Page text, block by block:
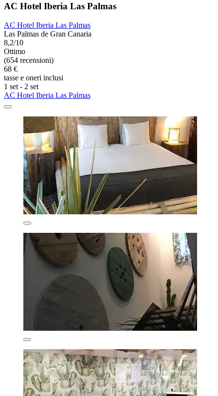
AC Hotel Iberia Las Palmas
AC Hotel Iberia Las Palmas
Las Palmas de Gran Canaria
8,2/10
Ottimo
(654 recensioni)
68 €
tasse e oneri inclusi
1 set - 2 set
AC Hotel Iberia Las Palmas